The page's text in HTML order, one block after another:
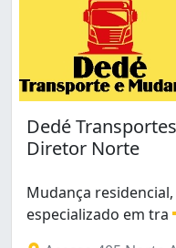
Dedé
Diretor Norte
Mudança
especializado em tra